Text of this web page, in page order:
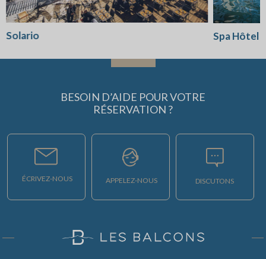
Solario Spa Hôtel
BESOIN D’AIDE POUR VOTRE
RÉSERVATION ?
ÉCRIVEZ-NOUS APPELEZ-NOUS DISCUTONS